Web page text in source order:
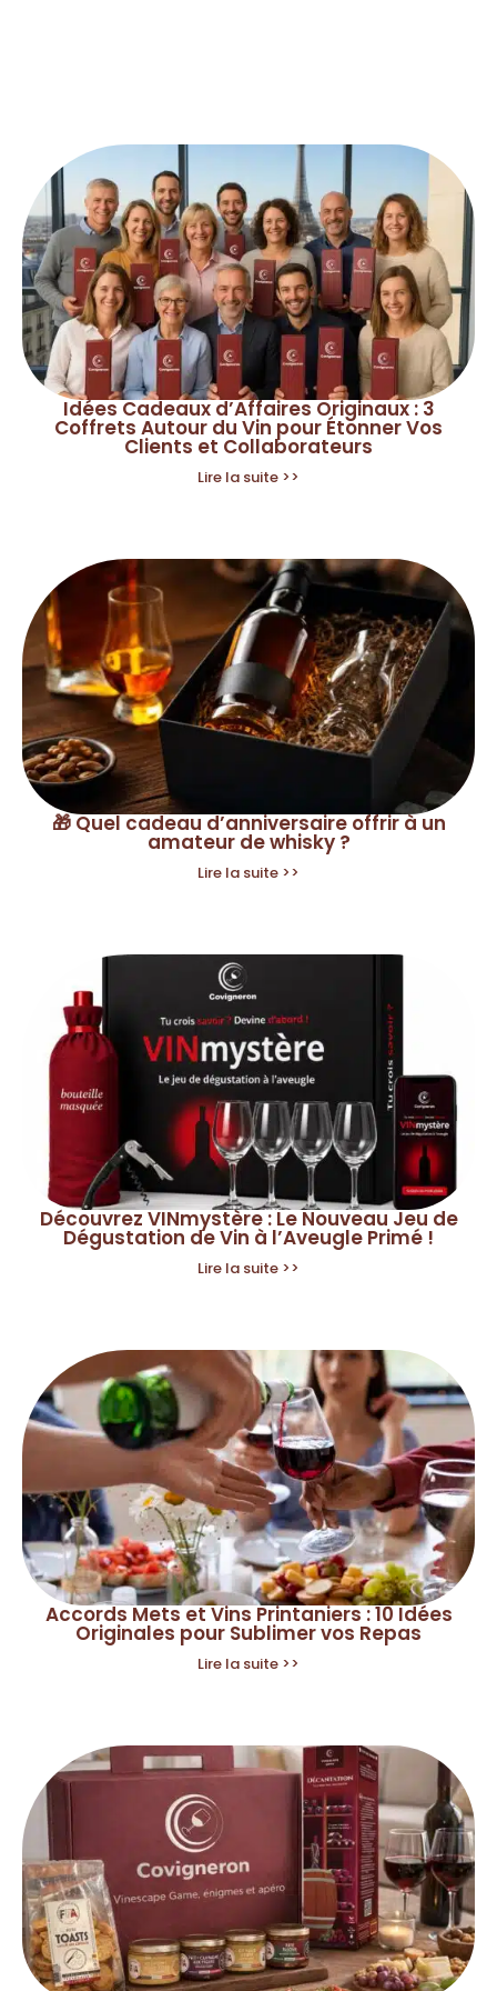
Idées Cadeaux d’Affaires Originaux : 3
Coffrets Autour du Vin pour Étonner Vos
Clients et Collaborateurs
Lire la suite >>
🎁 Quel cadeau d’anniversaire offrir à un
amateur de whisky ?
Lire la suite >>
Découvrez VINmystère : Le Nouveau Jeu de
Dégustation de Vin à l’Aveugle Primé !
Lire la suite >>
Accords Mets et Vins Printaniers : 10 Idées
Originales pour Sublimer vos Repas
Lire la suite >>